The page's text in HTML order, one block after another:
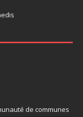
de communes